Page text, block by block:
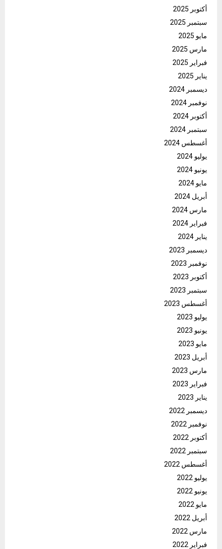
أكتوبر 2025
سبتمبر 2025
مايو 2025
مارس 2025
فبراير 2025
يناير 2025
ديسمبر 2024
نوفمبر 2024
أكتوبر 2024
سبتمبر 2024
أغسطس 2024
يوليو 2024
يونيو 2024
مايو 2024
أبريل 2024
مارس 2024
فبراير 2024
يناير 2024
ديسمبر 2023
نوفمبر 2023
أكتوبر 2023
سبتمبر 2023
أغسطس 2023
يوليو 2023
يونيو 2023
مايو 2023
أبريل 2023
مارس 2023
فبراير 2023
يناير 2023
ديسمبر 2022
نوفمبر 2022
أكتوبر 2022
سبتمبر 2022
أغسطس 2022
يوليو 2022
يونيو 2022
مايو 2022
أبريل 2022
مارس 2022
فبراير 2022